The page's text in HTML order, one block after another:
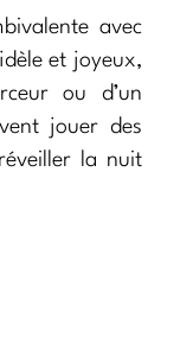
avec
et joyeux,
ou d’un
jouer des
la nuit